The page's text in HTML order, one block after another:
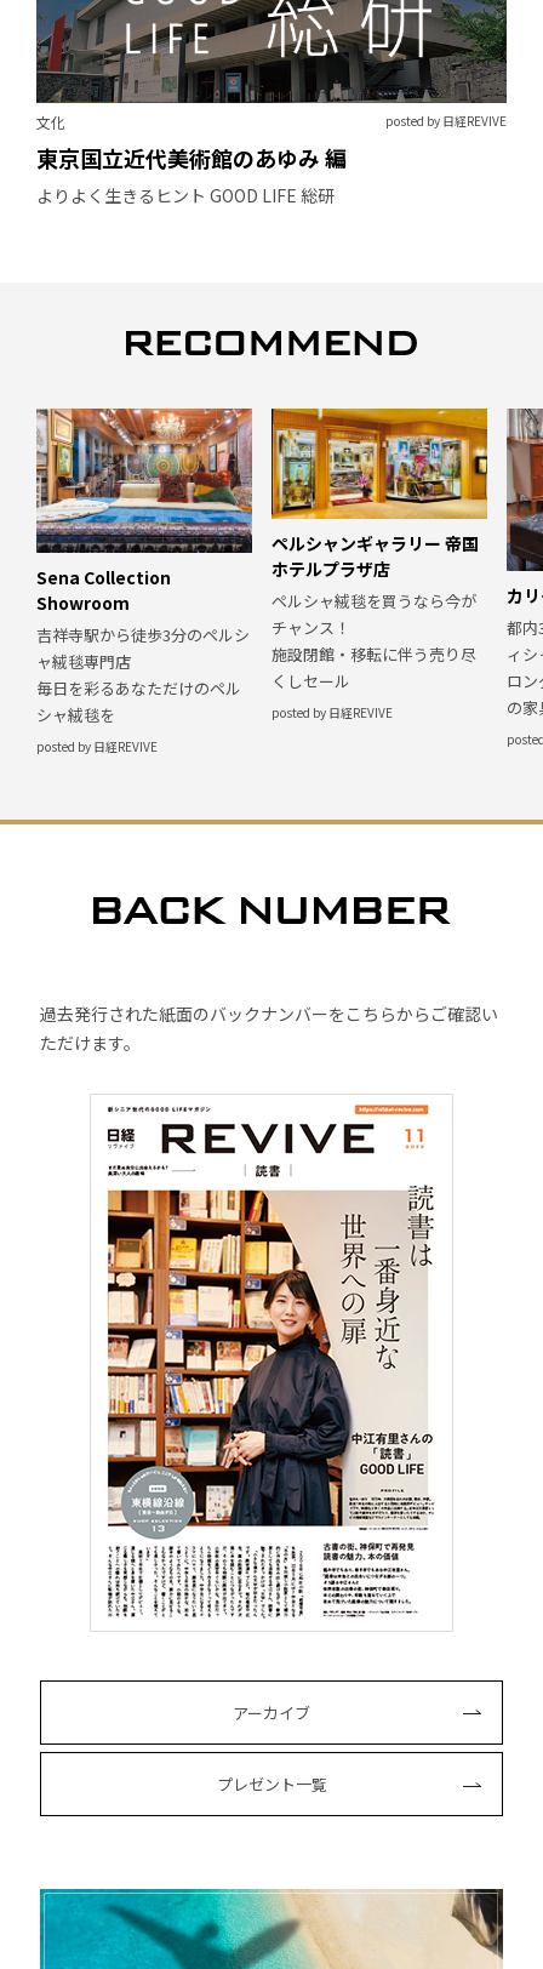
文化 posted by 日経REVIVE
東京国立近代美術館のあゆみ 編
よりよく生きるヒント GOOD LIFE 総研
Sena Collection
Showroom
吉祥寺駅から徒歩3分のペルシ
ャ絨毯専門店
毎日を彩るあなただけのペル
シャ絨毯を
posted by 日経REVIVE
ペルシャンギャラリー 帝国
ホテルプラザ店
ペルシャ絨毯を買うなら今が
チャンス！
施設閉館・移転に伴う売り尽
くしセール
posted by 日経REVIVE
カ
都内
ィ
ロ
の
過去発行された紙面のバックナンバーをこちらからご確認い
ただけます。
アーカイブ
プレゼント一覧